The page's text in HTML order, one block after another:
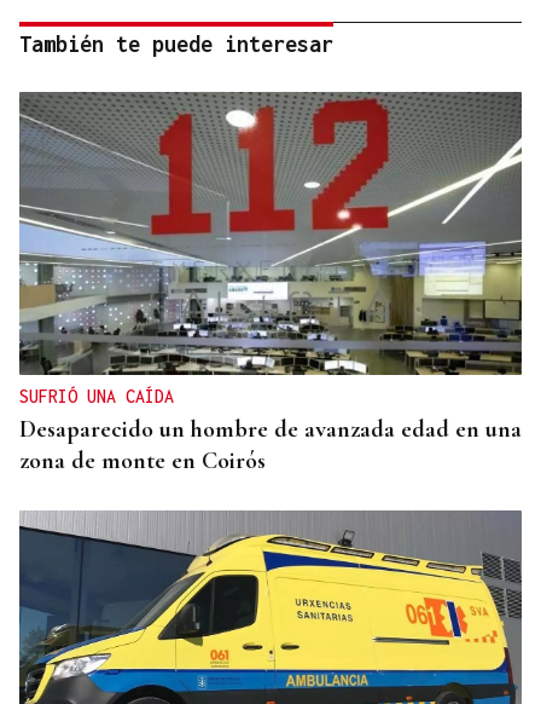
También te puede interesar
SUFRIÓ UNA CAÍDA
Desaparecido un hombre de avanzada edad en una
zona de monte en Coirós